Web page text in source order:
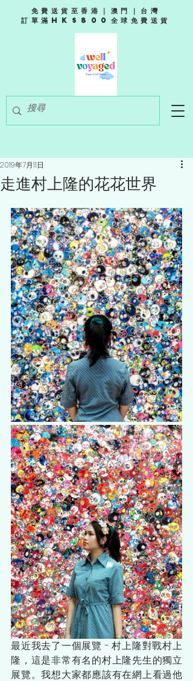
免費送貨至香港｜澳門｜台灣
訂單滿HK$800全球免費送貨
走進村上隆的花花世界
2019年7月11日
最近我去了一個展覽 - 村上隆對戰村上
隆，這是非常有名的村上隆先生的獨立
展覽。我想大家都應該有在網上看過他